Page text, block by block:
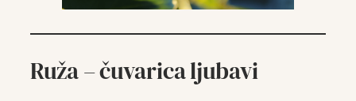
Ruža – čuvarica ljubavi